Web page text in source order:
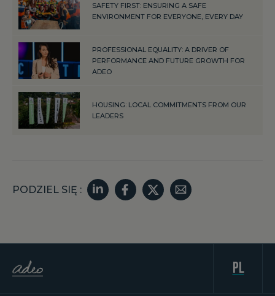
SAFETY FIRST: ENSURING A SAFE
ENVIRONMENT FOR EVERYONE, EVERY DAY
PROFESSIONAL EQUALITY: A DRIVER OF
PERFORMANCE AND FUTURE GROWTH FOR
ADEO
HOUSING: LOCAL COMMITMENTS FROM OUR
LEADERS
PODZIEL SIĘ :
pl